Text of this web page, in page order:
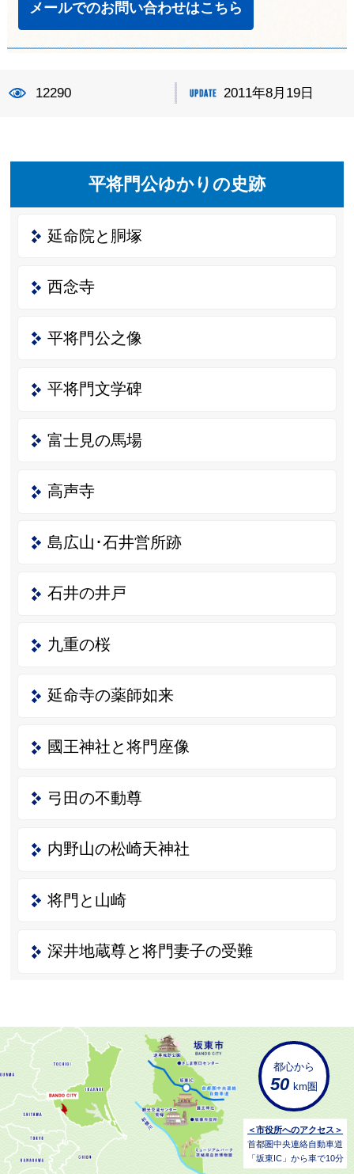
メールでのお問い合わせはこちら
12290 2011年8月19日
平将門公ゆかりの史跡
延命院と胴塚
西念寺
平将門公之像
平将門文学碑
富士見の馬場
高声寺
島広山･石井営所跡
石井の井戸
九重の桜
延命寺の薬師如来
國王神社と将門座像
弓田の不動尊
内野山の松崎天神社
将門と山崎
深井地蔵尊と将門妻子の受難
都心から
50 km圏
＜市役所へのアクセス＞
首都圏中央連絡自動車道
「坂東IC」から車で10分